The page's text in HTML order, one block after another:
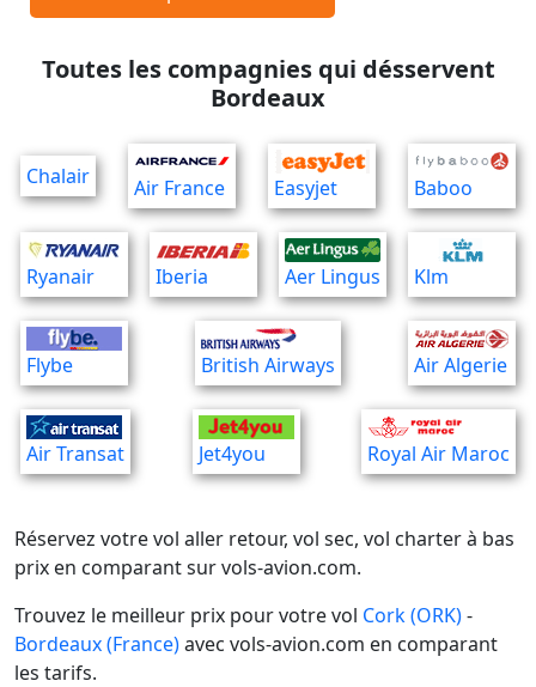
Toutes les compagnies qui désservent
Bordeaux
Chalair Air France Easyjet Baboo
Ryanair Iberia Aer Lingus Klm
Flybe British Airways Air Algerie
Air Transat Jet4you Royal Air Maroc
Réservez votre vol aller retour, vol sec, vol charter à bas
prix en comparant sur vols-avion.com.
Trouvez le meilleur prix pour votre vol Cork (ORK)-
Bordeaux (France)avec vols-avion.com en comparant
les tarifs.